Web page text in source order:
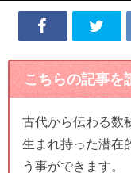
こちらの記事を
古代から伝わる数
生まれ持った潜在
う事ができます。